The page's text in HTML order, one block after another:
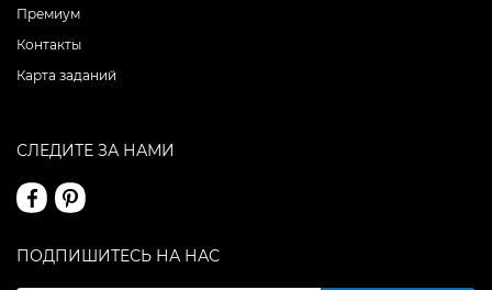
Премиум
Контакты
Карта заданий
СЛЕДИТЕ ЗА НАМИ
ПОДПИШИТЕСЬ НА НАС